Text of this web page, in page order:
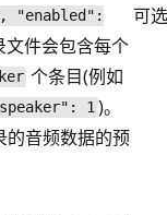
"enabled":
文件会包含每个
个条目(例如
1)。
可选
的音频数据的预